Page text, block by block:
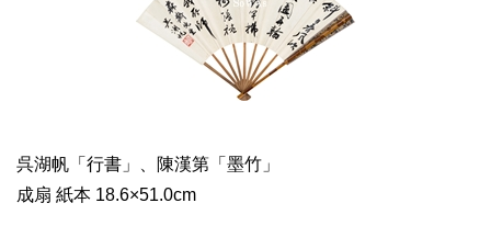
呉湖帆「行書」、陳漢第「墨竹」
成扇 紙本 18.6×51.0cm